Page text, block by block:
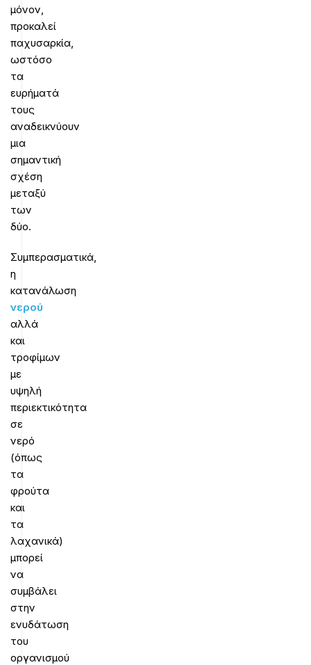
μόνον,
προκαλεί
παχυσαρκία,
ωστόσο
τα
ευρήματά
τους
αναδεικνύουν
μια
σημαντική
σχέση
μεταξύ
των
δύο.
Συμπερασματικά,
η
κατανάλωση
νερού
αλλά
και
τροφίμων
με
υψηλή
περιεκτικότητα
σε
νερό
(όπως
τα
φρούτα
και
τα
λαχανικά)
μπορεί
να
συμβάλει
στην
ενυδάτωση
του
οργανισμού